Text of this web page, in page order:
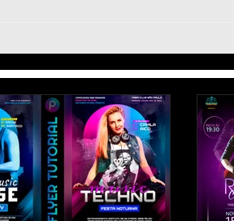
SENHA para
- Tik
Facebook,
Zoom app, etc